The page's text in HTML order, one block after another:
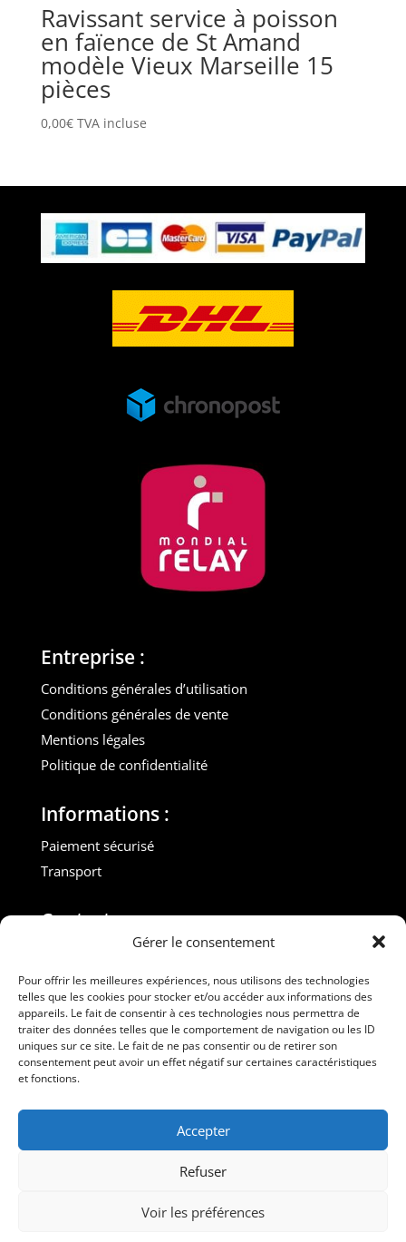
Gérer le consentement
Pour offrir les meilleures expériences, nous utilisons des technologies
telles que les cookies pour stocker et/ou accéder aux informations des
appareils. Le fait de consentir à ces technologies nous permettra de
traiter des données telles que le comportement de navigation ou les ID
uniques sur ce site. Le fait de ne pas consentir ou de retirer son
consentement peut avoir un effet négatif sur certaines caractéristiques
et fonctions.
Accepter
Refuser
Voir les préférences
Ravissant service à poisson
en faïence de St Amand
modèle Vieux Marseille 15
pièces
0,00€ TVA incluse
Entreprise :
Conditions générales d’utilisation
Conditions générales de vente
Mentions légales
Politique de confidentialité
Informations :
Paiement sécurisé
Transport
Contact :
M. Gilles ROUVEYROL
Tél. : +33(0)6 07 72 40 47
dansdebeauxdraps@gmail.com
Professionnels
Suivez-nous